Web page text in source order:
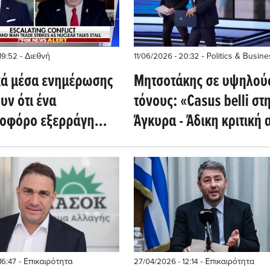
- Διεθνή
μέσα ενημέρωσης
ότι ένα
εξερράγη
σε ναυτική
Στενό του Ορμούζ
11/06/2026 - 20:32 - Politics &
Μητσοτάκης σε
τόνους: «Casus belli
Άγκυρα - Άδικη κριτική
Σαμαρά και Καραμανλή»
- Επικαιρότητα 27/04/2026 - 12:14- Επικαιρότητα